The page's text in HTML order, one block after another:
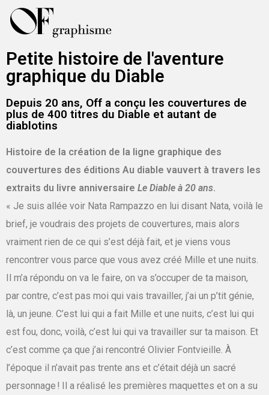
Petite histoire de l'aventure
graphique du Diable
Depuis 20 ans, Off a conçu les couvertures de
plus de 400 titres du Diable et autant de
diablotins
Histoire de la création de la ligne graphique des
couvertures des éditions Au diable vauvert à travers les
extraits du livre anniversaire Le Diable à 20 ans.
« Je suis allée voir Nata Rampazzo en lui disant Nata, voilà le
brief, je voudrais des projets de couvertures, mais alors
vraiment rien de ce qui s’est déjà fait, et je viens vous
rencontrer vous parce que vous avez créé Mille et une nuits.
Il m’a répondu on va le faire, on va s’occuper de ta maison,
par contre, c’est pas moi qui vais travailler, j’ai un p’tit génie,
là, un jeune. C’est lui qui a fait Mille et une nuits, c’est lui qui
est fou, donc, voilà, c’est lui qui va travailler sur ta maison. Et
c’est comme ça que j’ai rencontré Olivier Fontvieille. À
l’époque il n’avait pas trente ans et c’était déjà un sacré
personnage ! Il a réalisé les premières maquettes et on a su